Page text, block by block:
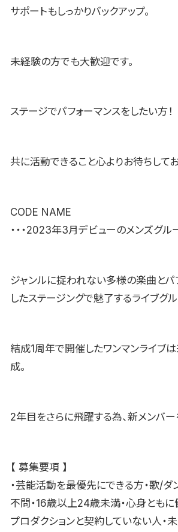
サポートもしっかりバックアップ。
未経験の方でも大歓迎です。
ステージでパフォーマンスをしたい方！
共に活動できること心よりお待ちしてお
CODE NAME
・・・2023年3月デビューのメンズグル
ジャンルに捉われない多様の楽曲とパ
したステージングで魅了するライブグル
結成1周年で開催したワンマンライブ
成。
2年目をさらに飛躍する為、新メンバー
【 募集要項 】
・芸能活動を最優先にできる方・歌/
不問・16歳以上24歳未満・心身ともに
プロダクションと契約していない人・